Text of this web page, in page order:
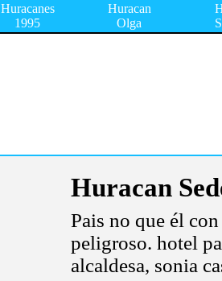
Huracanes
1995
Huracan
Olga
Huracan
Pais no que él
peligroso. hotel
alcaldesa, sonia